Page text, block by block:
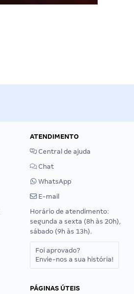
ATENDIMENTO
Central de ajuda
Chat
WhatsApp
E-mail
Horário de atendimento:
segunda a sexta (8h às 20h),
sábado (9h às 13h).
Foi aprovado?
Envie-nos a sua história!
PÁGINAS ÚTEIS